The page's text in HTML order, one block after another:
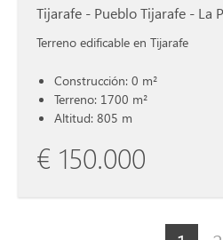
Tijarafe - Pueblo Tijarafe - La
Terreno edificable en Tijarafe
Construcción: 0 m²
Terreno: 1700 m²
Altitud: 805 m
€ 150.000